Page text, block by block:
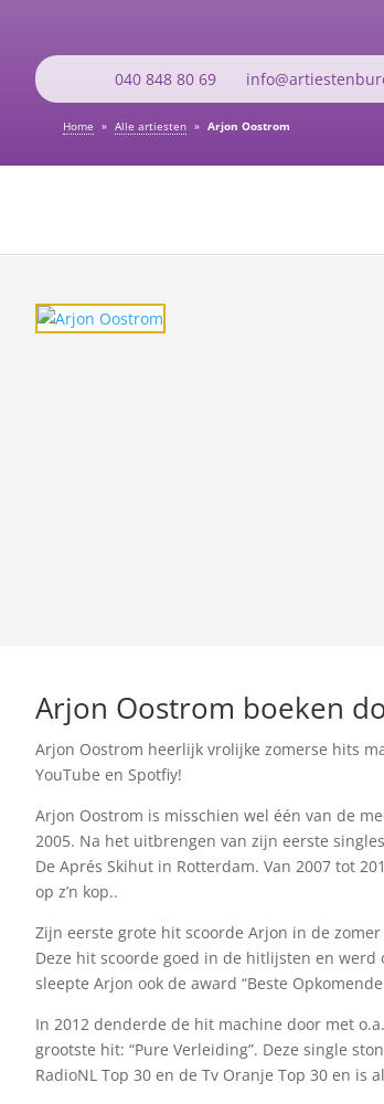
040 848 80 69
Home » Alle artiesten » Arjon Oostrom
Arjon Oostrom boeken
Arjon Oostrom heerlijk vrolijke zomerse hits
YouTube en Spotfiy!
Arjon Oostrom is misschien wel één van de
2005. Na het uitbrengen van zijn eerste
De Aprés Skihut in Rotterdam. Van 2007 tot
op z’n kop..
Zijn eerste grote hit scoorde Arjon in de
Deze hit scoorde goed in de hitlijsten en werd
sleepte Arjon ook de award “Beste
In 2012 denderde de hit machine door met
grootste hit: “Pure Verleiding”. Deze single
RadioNL Top 30 en de Tv Oranje Top 30 en